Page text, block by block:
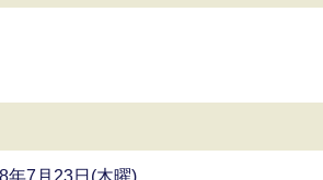
年7月23日(木曜)